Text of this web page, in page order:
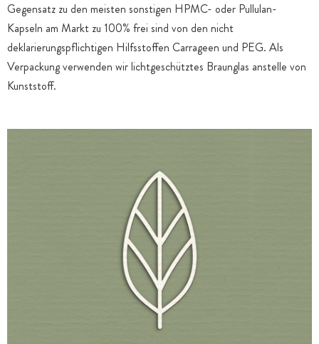
Gegensatz zu den meisten sonstigen HPMC- oder Pullulan-
Kapseln am Markt zu 100% frei sind von den nicht
deklarierungspflichtigen Hilfsstoffen Carrageen und PEG. Als
Verpackung verwenden wir lichtgeschütztes Braunglas anstelle von
Kunststoff.